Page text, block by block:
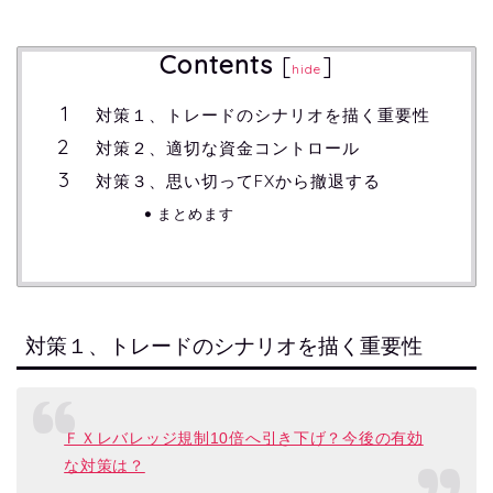
Contents [hide ]
対策１、トレードのシナリオを描く重要性
対策２、適切な資金コントロール
対策３、思い切ってFXから撤退する
まとめます
対策１、トレードのシナリオを描く重要性
ＦＸレバレッジ規制10倍へ引き下げ？今後の有効
な対策は？